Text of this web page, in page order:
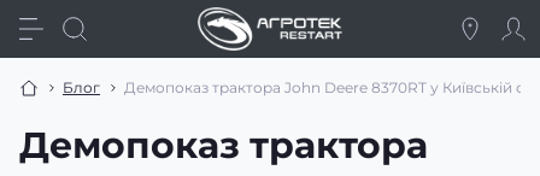
Блог Демопоказ трактора John Deere 8370RT у Київській
Демопоказ трактора